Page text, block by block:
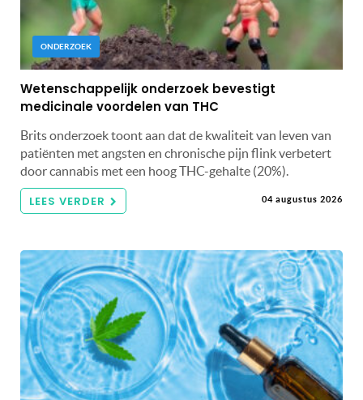
ONDERZOEK
Wetenschappelijk onderzoek bevestigt
medicinale voordelen van THC
Brits onderzoek toont aan dat de kwaliteit van leven van
patiënten met angsten en chronische pijn flink verbetert
door cannabis met een hoog THC-gehalte (20%).
LEES VERDER 04 augustus 2026